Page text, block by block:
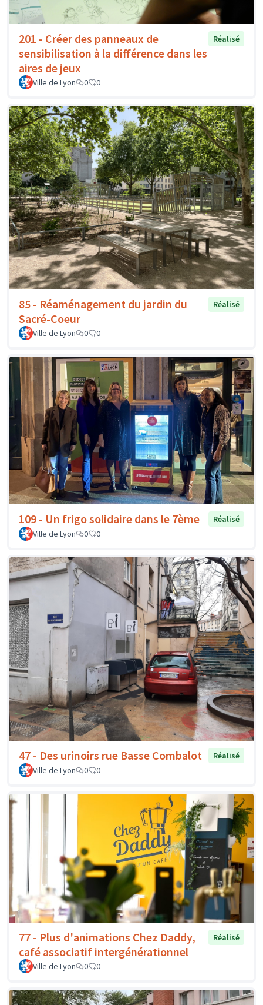
201 - Créer des panneaux de
sensibilisation à la différence dans les
aires de jeux
Réalisé
Ville de Lyon 0 0
85 - Réaménagement du jardin du
Sacré-Coeur
Réalisé
Ville de Lyon 0 0
109 - Un frigo solidaire dans le 7ème
Réalisé
Ville de Lyon
0 0
47 - Des urinoirs rue Basse Combalot
Réalisé
Ville de Lyon
0 0
77 - Plus d'animations Chez Daddy,
café associatif intergénérationnel
Réalisé
Ville de Lyon 0 0